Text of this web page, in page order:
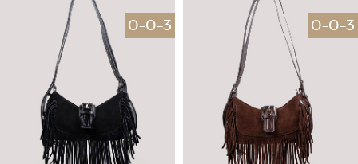
0-0-3 0-0-3